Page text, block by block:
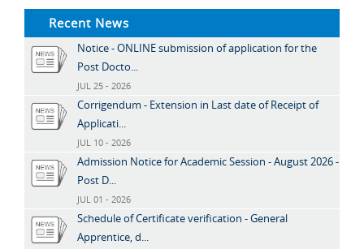
Recent News
Notice - ONLINE submission of application for the
Post Docto...
JUL 25 - 2026
Corrigendum - Extension in Last date of Receipt of
Applicati...
JUL 10 - 2026
Admission Notice for Academic Session - August 2026 -
Post D...
JUL 01 - 2026
Schedule of Certificate verification - General
Apprentice, d...